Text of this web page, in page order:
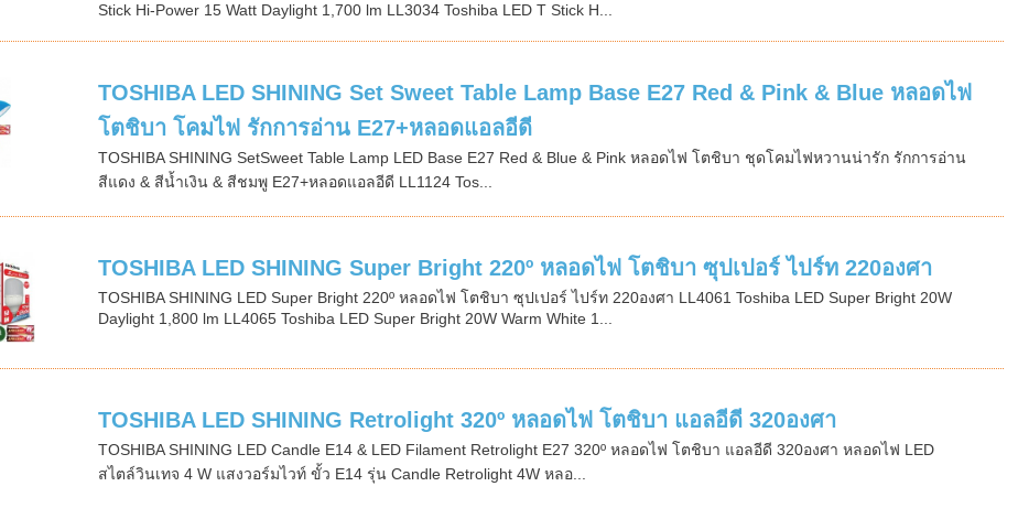
Stick Hi-Power 15 Watt Daylight 1,700 lm LL3034 Toshiba LED T Stick H...
TOSHIBA LED SHINING Set Sweet Table Lamp Base E27 Red & Pink & Blue หลอดไฟ
โตชิบา โคมไฟ รักการอ่าน E27+หลอดแอลอีดี
TOSHIBA SHINING SetSweet Table Lamp LED Base E27 Red & Blue & Pink หลอดไฟ โตชิบา ชุดโคมไฟหวานน่ารัก รักการอ่าน
สีแดง & สีน้ำเงิน & สีชมพู E27+หลอดแอลอีดี LL1124 Tos...
TOSHIBA LED SHINING Super Bright 220º หลอดไฟ โตชิบา ซุปเปอร์ ไปร์ท 220องศา
TOSHIBA SHINING LED Super Bright 220º หลอดไฟ โตชิบา ซุปเปอร์ ไปร์ท 220องศา LL4061 Toshiba LED Super Bright 20W
Daylight 1,800 lm LL4065 Toshiba LED Super Bright 20W Warm White 1...
TOSHIBA LED SHINING Retrolight 320º หลอดไฟ โตชิบา แอลอีดี 320องศา
TOSHIBA SHINING LED Candle E14 & LED Filament Retrolight E27 320º หลอดไฟ โตชิบา แอลอีดี 320องศา หลอดไฟ LED
สไตล์วินเทจ 4 W แสงวอร์มไวท์ ขั้ว E14 รุ่น Candle Retrolight 4W หลอ...